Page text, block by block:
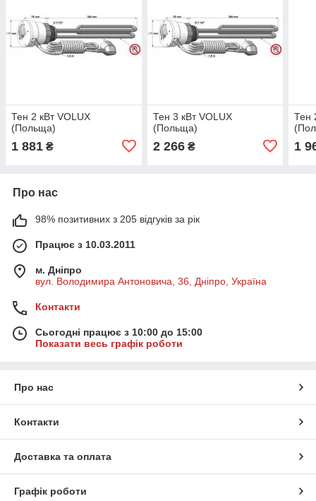
Тен 2 кВт VOLUX
(Польща)
1 881 ₴
Тен 3 кВт VOLUX
(Польща)
2 266₴
Тен
1
Про нас
98% позитивних з 205 відгуків за рік
Працює з 10.03.2011
м. Дніпро
вул. Володимира Антоновича, 36, Дніпро, Україна
Контакти
Сьогодні працює з 10:00 до 15:00
Показати весь графік роботи
Про нас
Контакти
Доставка та оплата
Графік роботи